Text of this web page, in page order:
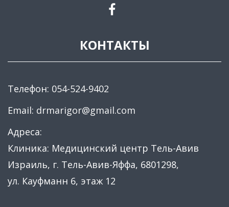
КОНТАКТЫ
Телефон: 054-524-9402
Email: drmarigor@gmail.com
Адреса:
Клиника: Медицинский центр Тель-Авив
Израиль, г. Тель-Авив-Яффа, 6801298,
ул. Кауфманн 6, этаж 12